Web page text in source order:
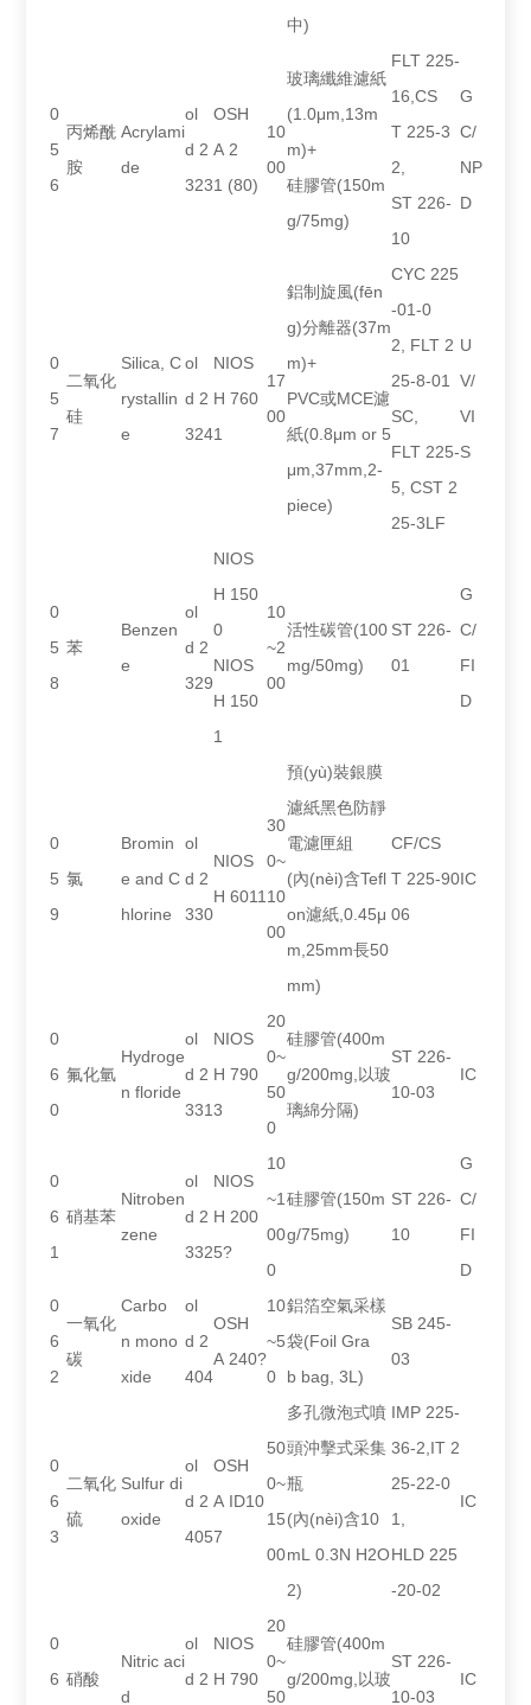
中)
0
5
6
丙烯酰
胺
Acrylami
de
ol
d 2
323
OSH
A 2
1 (80)
10
00
玻璃纖維濾紙
(1.0μm,13m
m)+
硅膠管(150m
g/75mg)
FLT 225-
16,CS
T 225-3
2,
ST 226-
10
G
C/
NP
D
0
5
7
二氧化
硅
Silica, C
rystallin
e
ol
d 2
324
NIOS
H 760
1
17
00
鋁制旋風(fēn
g)分離器(37m
m)+
PVC或MCE濾
紙(0.8μm or 5
μm,37mm,2-
piece)
CYC 225
-01-0
2, FLT 2
25-8-01
SC,
FLT 225-
5, CST 2
25-3LF
U
V/
VI
S
0
5
8
苯
Benzen
e
ol
d 2
329
NIOS
H 150
0
NIOS
H 150
1
10
~2
00
活性碳管(100
mg/50mg)
ST 226-
01
G
C/
FI
D
0
5
9
氯
Bromin
e and C
hlorine
ol
d 2
330
NIOS
H 6011
30
0~
10
00
預(yù)裝銀膜
濾紙黑色防靜
電濾匣組
(內(nèi)含Tefl
on濾紙,0.45μ
m,25mm長50
mm)
CF/CS
T 225-90
06
IC
0
6
0
氟化氫
Hydroge
n floride
ol
d 2
331
NIOS
H 790
3
20
0~
50
0
硅膠管(400m
g/200mg,以玻
璃綿分隔)
ST 226-
10-03
IC
0
6
1
硝基苯
Nitroben
zene
ol
d 2
332
NIOS
H 200
5?
10
~1
00
0
硅膠管(150m
g/75mg)
ST 226-
10
G
C/
FI
D
0
6
2
一氧化
碳
Carbo
n mono
xide
ol
d 2
404
OSH
A 240?
10
~5
0
鋁箔空氣采樣
袋(Foil Gra
b bag, 3L)
SB 245-
03
0
6
3
二氧化
硫
Sulfur di
oxide
ol
d 2
405
OSH
A ID10
7
50
0~
15
00
多孔微泡式噴
頭沖擊式采集
瓶
(內(nèi)含10
mL 0.3N H2O
2)
IMP 225-
36-2,IT 2
25-22-0
1,
HLD 225
-20-02
IC
0
6 硝酸
Nitric aci
d
ol
d 2
NIOS
H 790
20
0~
50
硅膠管(400m
g/200mg,以玻
ST 226-
10-03
IC